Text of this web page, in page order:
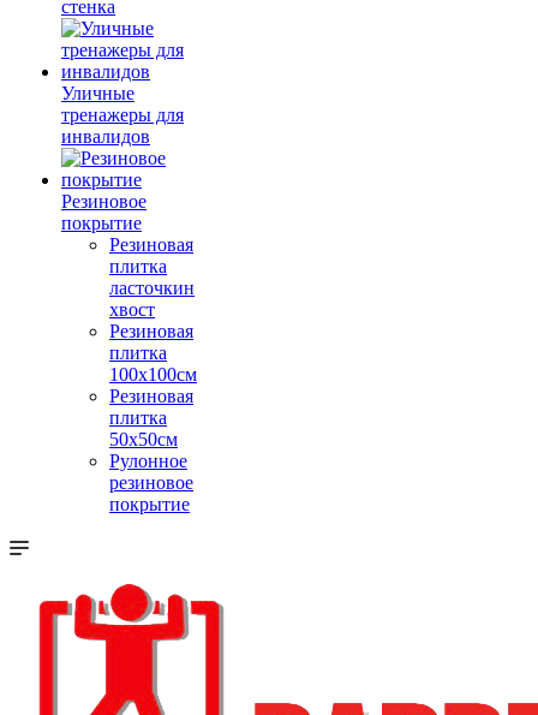
стенка
Уличные
тренажеры для
инвалидов
Резиновое
покрытие
Резиновая
плитка
ласточкин
хвост
Резиновая
плитка
100х100см
Резиновая
плитка
50х50см
Рулонное
резиновое
покрытие